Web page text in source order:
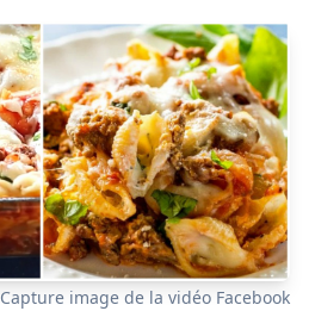
Capture image de la vidéo Facebook